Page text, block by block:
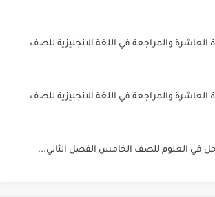
العاشرة والمراجعة في اللغة الانجليزية للصف
العاشرة والمراجعة في اللغة الانجليزية للصف
في العلوم للصف الخامس الفصل الثاني...